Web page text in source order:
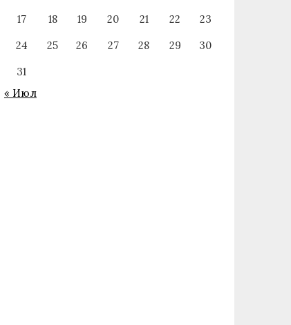
17
18 19 20 21 22
23
24
25 26 27 28 29
30
31
« Июл